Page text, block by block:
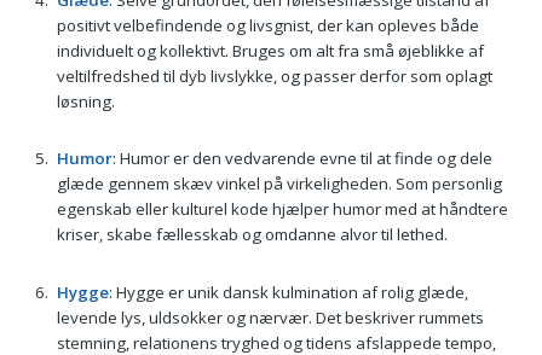
positivt velbefindende og livsgnist, der kan opleves både
individuelt og kollektivt. Bruges om alt fra små øjeblikke af
veltilfredshed til dyb livslykke, og passer derfor som oplagt
løsning.
Humor: Humor er den vedvarende evne til at finde og dele
glæde gennem skæv vinkel på virkeligheden. Som personlig
egenskab eller kulturel kode hjælper humor med at håndtere
kriser, skabe fællesskab og omdanne alvor til lethed.
Hygge: Hygge er unik dansk kulmination af rolig glæde,
levende lys, uldsokker og nærvær. Det beskriver rummets
stemning, relationens tryghed og tidens afslappede tempo,